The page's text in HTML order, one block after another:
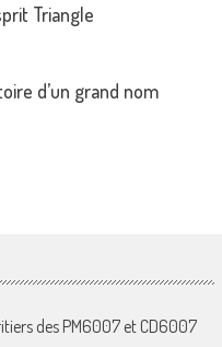
Triangle
d’un grand nom
des PM6007 et CD6007